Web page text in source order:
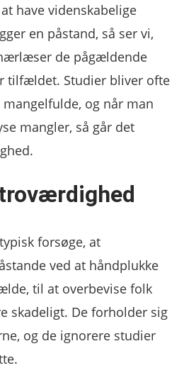
have videnskabelige
en påstand, så ser vi,
de pågældende
tilfældet. Studier bliver ofte
og når man
mangler, så går det
forsøge, at
ved at håndplukke
til at overbevise folk
skadeligt. De forholder sig
og de ignorere studier